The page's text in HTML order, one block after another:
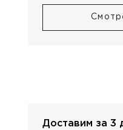
Доставим за 3